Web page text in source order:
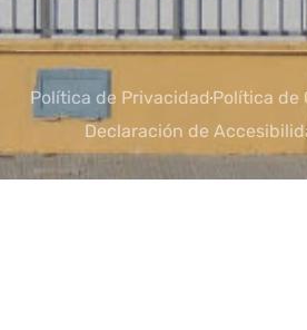
Política de Privacidad Política de
Declaración de